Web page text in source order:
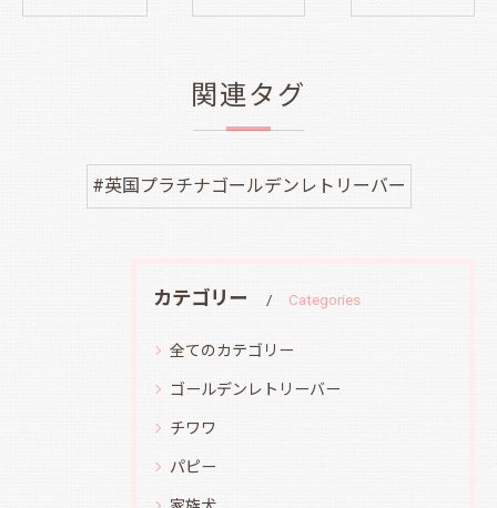
関連タグ
#英国プラチナゴールデンレトリーバー
カテゴリー Categories
全てのカテゴリー
ゴールデンレトリーバー
チワワ
パピー